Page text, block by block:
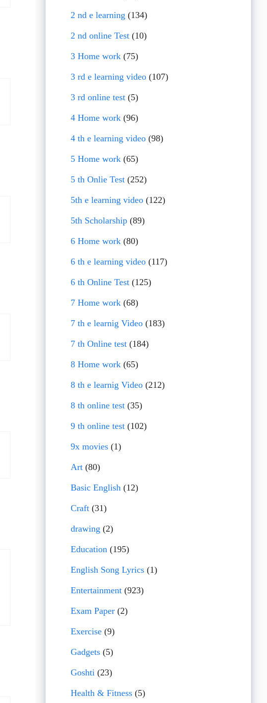
2 nd e learning (134)
2 nd online Test (10)
3 Home work (75)
3 rd e learning video (107)
3 rd online test (5)
4 Home work (96)
4 th e learning video (98)
5 Home work (65)
5 th Onlie Test (252)
5th e learning video (122)
5th Scholarship (89)
6 Home work (80)
6 th e learning video (117)
6 th Online Test (125)
7 Home work (68)
7 th e learnig Video (183)
7 th Online test (184)
8 Home work (65)
8 th e learnig Video (212)
8 th online test (35)
9 th online test (102)
9x movies (1)
Art (80)
Basic English (12)
Craft (31)
drawing (2)
Education (195)
English Song Lyrics (1)
Entertainment (923)
Exam Paper (2)
Exercise (9)
Gadgets (5)
Goshti (23)
Health & Fitness (5)